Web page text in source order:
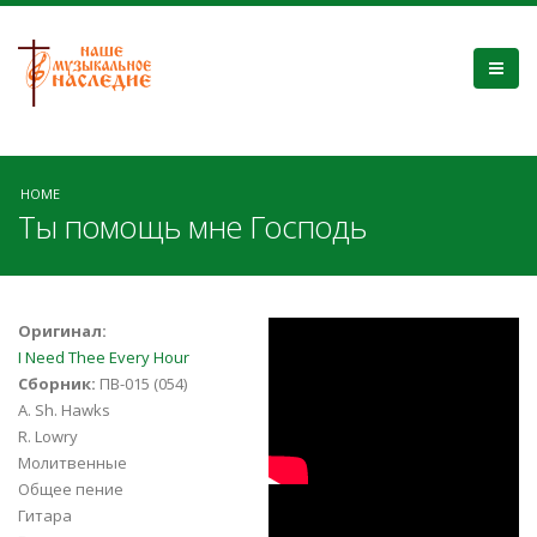
HOME
Ты помощь мне Господь
Оригинал:
I Need Thee Every Hour
Сборник: ПВ-015 (054)
A. Sh. Hawks
R. Lowry
Молитвенные
Общее пение
Гитара